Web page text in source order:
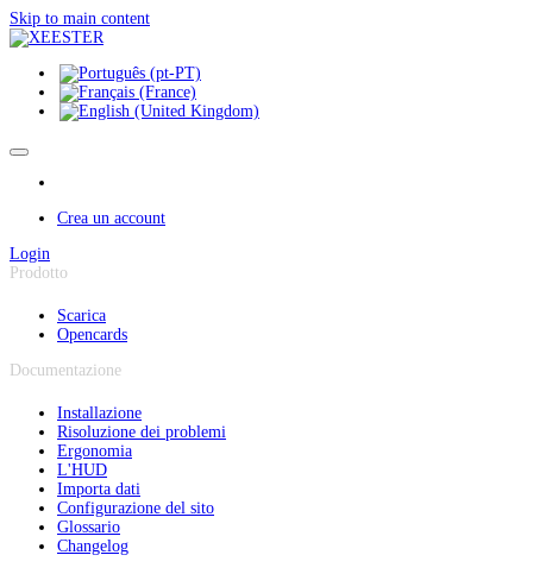
Skip to main content
Crea un account
Login
Prodotto
Scarica
Opencards
Documentazione
Installazione
Risoluzione dei problemi
Ergonomia
L'HUD
Importa dati
Configurazione del sito
Glossario
Changelog
Pannello di gestione dei cookies